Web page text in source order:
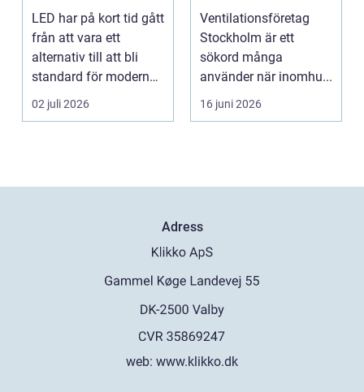
fastigheter
LED har på kort tid gått
från att vara ett
alternativ till att bli
standard för modern
belysning. Fö...
02 juli 2026
partner för frisk
luft inomhus
Ventilationsföretag
Stockholm är ett
sökord många
använder när inomhu...
16 juni 2026
Adress
web: www.klikko.dk